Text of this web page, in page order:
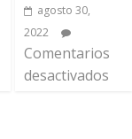
agosto 30,
2022
Comentarios
desactivados